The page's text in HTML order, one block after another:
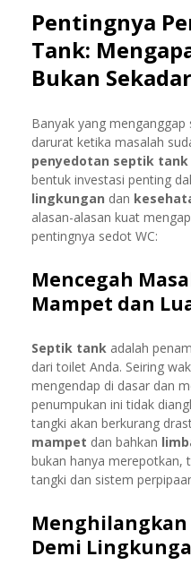
Pentingnya
Tank:
Bukan
Banyak yang
darurat ketika masalah
penyedotan septik tank
bentuk investasi penting
lingkungan dan
alasan-alasan kuat
pentingnya sedot WC:
Mencegah
Mampet dan
Septik tank adalah
dari toilet Anda. Seiring
mengendap di dasar dan
penumpukan ini tidak
tangki akan berkurang
mampet dan bahkan
bukan hanya merepotkan,
tangki dan sistem
Menghilangkan
Demi